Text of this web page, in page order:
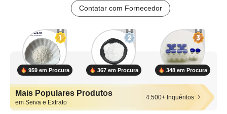
Contatar com Fornecedor
959 em Procura 367 em Procura 348 em Procura
Mais Populares Produtos
em Seiva e Extrato
4.500+ Inquéritos